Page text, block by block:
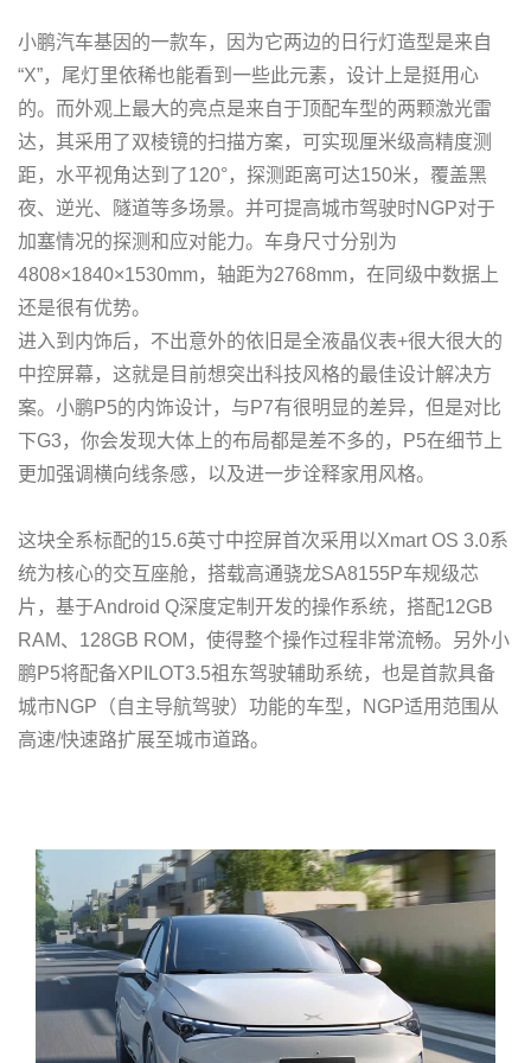
小鹏汽车基因的一款车，因为它两边的日行灯造型是来自
“X”，尾灯里依稀也能看到一些此元素，设计上是挺用心
的。而外观上最大的亮点是来自于顶配车型的两颗激光雷
达，其采用了双棱镜的扫描方案，可实现厘米级高精度测
距，水平视角达到了120°，探测距离可达150米，覆盖黑
夜、逆光、隧道等多场景。并可提高城市驾驶时NGP对于
加塞情况的探测和应对能力。车身尺寸分别为
4808×1840×1530mm，轴距为2768mm，在同级中数据上
还是很有优势。
进入到内饰后，不出意外的依旧是全液晶仪表+很大很大的
中控屏幕，这就是目前想突出科技风格的最佳设计解决方
案。小鹏P5的内饰设计，与P7有很明显的差异，但是对比
下G3，你会发现大体上的布局都是差不多的，P5在细节上
更加强调横向线条感，以及进一步诠释家用风格。
这块全系标配的15.6英寸中控屏首次采用以Xmart OS 3.0系
统为核心的交互座舱，搭载高通骁龙SA8155P车规级芯
片，基于Android Q深度定制开发的操作系统，搭配12GB
RAM、128GB ROM，使得整个操作过程非常流畅。另外小
鹏P5将配备XPILOT3.5祖东驾驶辅助系统，也是首款具备
城市NGP（自主导航驾驶）功能的车型，NGP适用范围从
高速/快速路扩展至城市道路。